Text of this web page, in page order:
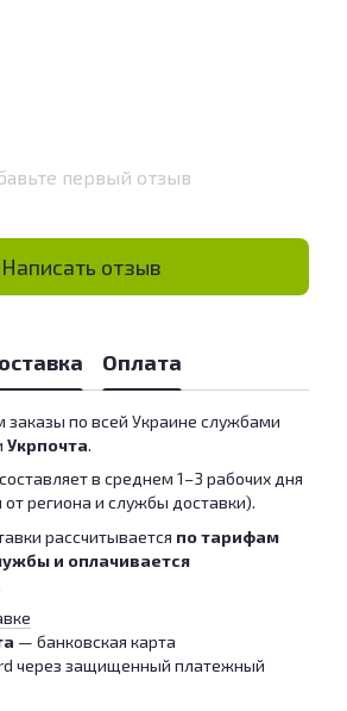
первый отзыв
Написать отзыв
Оплата
по всей Украине службами
Укрпочта.
в среднем 1–3 рабочих дня
региона и службы доставки).
рассчитывается по тарифам
и оплачивается
— банковская карта
через защищенный платежный